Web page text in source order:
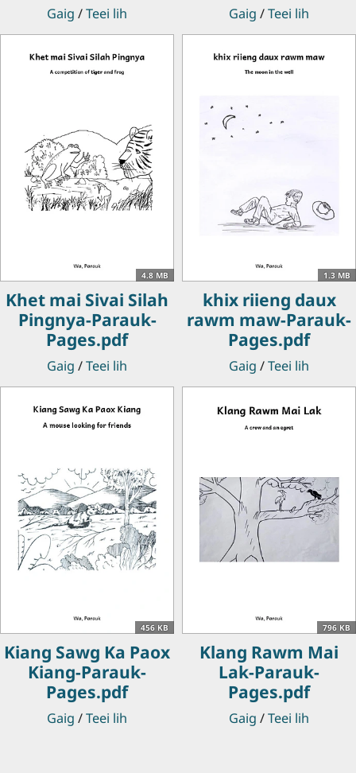
Gaig /Teei lih Gaig /Teei lih
4.8 MB
Khet mai Sivai Silah
Pingnya-Parauk-
Pages.pdf
Gaig /Teei lih
1.3 MB
khix riieng daux
rawm maw-Parauk-
Pages.pdf
Gaig /Teei lih
456 KB
Kiang Sawg Ka Paox
Kiang-Parauk-
Pages.pdf
Gaig /Teei lih
796 KB
Klang Rawm Mai
Lak-Parauk-
Pages.pdf
Gaig /Teei lih